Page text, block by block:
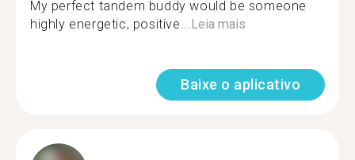
My perfect tandem buddy would be someone
highly energetic, positive...Leia mais
Baixe o aplicativo